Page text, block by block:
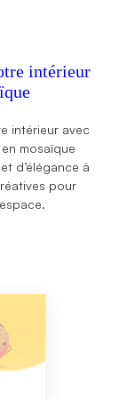
intérieur
intérieur avec
mosaïque
d’élégance à
pour